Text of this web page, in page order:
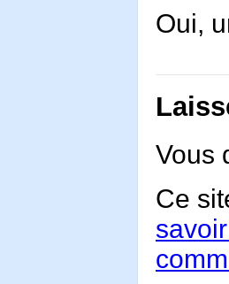
Oui,
Vous
Ce